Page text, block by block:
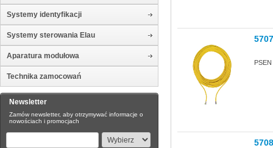
Systemy identyfikacji
Systemy sterowania Elau
Aparatura modułowa
Technika zamocowań
Newsletter
Zamów newsletter, aby otrzymywać informacje o
nowościach i promocjach